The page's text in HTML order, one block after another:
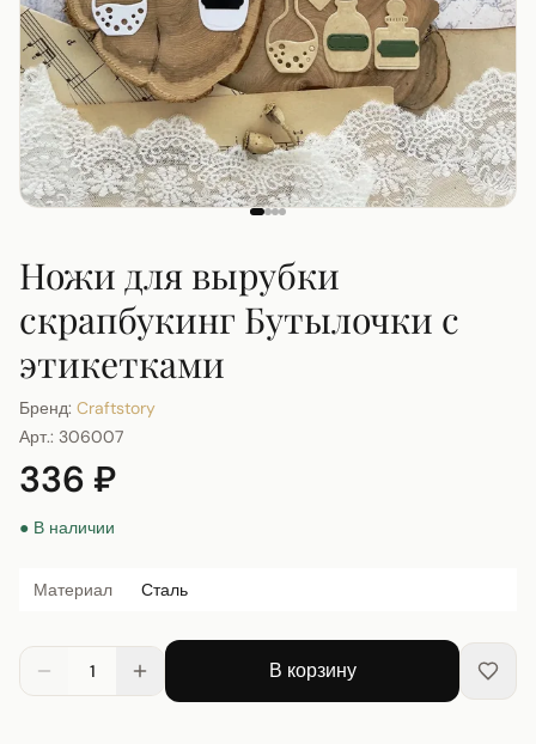
Ножи для вырубки
скрапбукинг Бутылочки с
этикетками
Бренд: Craftstory
Арт.: 306007
336 ₽
● В наличии
Материал Сталь
1 В корзину